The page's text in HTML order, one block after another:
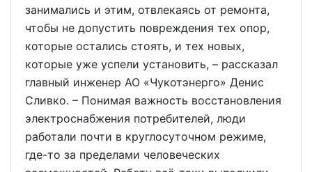
занимались и этим, отвлекаясь от ремонта,
чтобы не допустить повреждения тех опор,
которые остались стоять, и тех новых,
которые уже успели установить, – рассказал
главный инженер АО «Чукотэнерго» Денис
Сливко. – Понимая важность восстановления
электроснабжения потребителей, люди
работали почти в круглосуточном режиме,
где-то за пределами человеческих